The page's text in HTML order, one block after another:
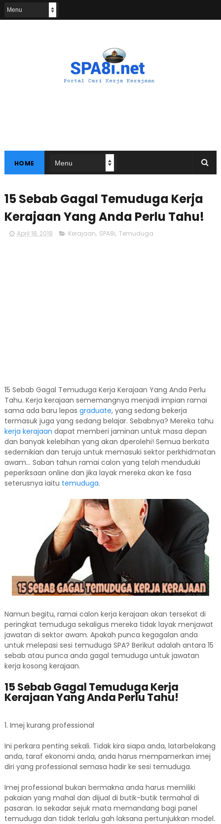
HOME
15 Sebab Gagal Temuduga Kerja
Kerajaan Yang Anda Perlu Tahu!
April 18, 2018 Kerajaan, SPA8i, Temuduga
15 Sebab Gagal Temuduga Kerja Kerajaan Yang Anda Perlu
Tahu. Kerja kerajaan sememangnya menjadi impian ramai
sama ada baru lepas graduate, yang sedang bekerja
termasuk juga yang sedang belajar. Sebabnya? Mereka tahu
kerja kerajaan dapat memberi jaminan untuk masa depan
dan banyak kelebihan yang akan dperolehi! Semua berkata
sedemikian dan teruja untuk memasuki sektor perkhidmatan
awam... Saban tahun ramai calon yang telah menduduki
peperiksaan online dan jika layak mereka akan ke fasa
seterusnya iaitu temuduga.
Namun begitu, ramai calon kerja kerajaan akan tersekat di
peringkat temuduga sekaligus mereka tidak layak menjawat
jawatan di sektor awam. Apakah punca kegagalan anda
untuk melepasi sesi temuduga SPA? Berikut adalah antara 15
sebab atau punca anda gagal temuduga untuk jawatan
kerja kosong kerajaan.
15 Sebab Gagal Temuduga Kerja
Kerajaan Yang Anda Perlu Tahu!
1. Imej kurang professional
Ini perkara penting sekali. Tidak kira siapa anda, latarbelakang
anda, taraf ekonomi anda, anda harus mempamerkan imej
diri yang professional semasa hadir ke sesi temuduga.
Imej professional bukan bermakna anda harus memiliki
pakaian yang mahal dan dijual di butik-butik termahal di
pasaran. Ia sekadar sejuk mata memandang bagi panel
temuduga dan tidak terlalu gah laksana pertunjukkan model.